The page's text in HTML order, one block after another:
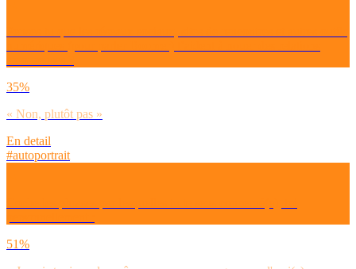
35%
« Non, plutôt pas »
En detail
#autoportrait
51%